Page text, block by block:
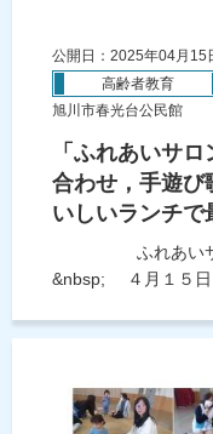
公開日：2025年04月15
高齢者教育
旭川市春光台公民館
「ふれあいサ
合わせ，手遊び
いしいランチ
ふれあいサロ
&nbsp; ４月１５日